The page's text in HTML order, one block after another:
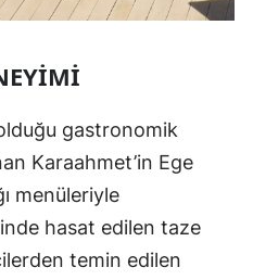
gastronomik
Karaahmet’in Ege
menüleriyle
hasat edilen taze
temin edilen